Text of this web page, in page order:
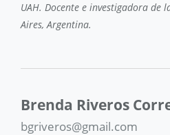
UAH. Docente e investigadora de
Aires, Argentina.
Brenda Riveros
bgriveros@gmail.com